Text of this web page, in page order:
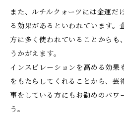
また、ルチルクォーツには金運だ
る効果があるといわれています。
方に多く使われていることからも
うかがえます。
インスピレーションを高める効果
をもたらしてくれることから、芸
事をしている方にもお勧めのパワ
う。